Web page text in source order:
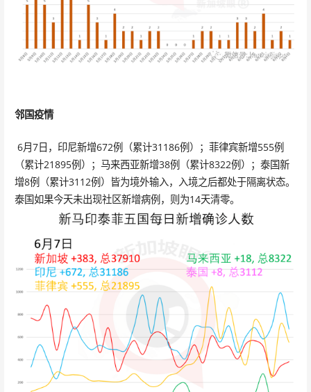
邻国疫情
6月7日，印尼新增672例（累计31186例）；菲律宾新增555例
（累计21895例）；马来西亚新增38例（累计8322例）；泰国新
增8例（累计3112例）皆为境外输入，入境之后都处于隔离状态。
泰国如果今天未出现社区新增病例，则为14天清零。